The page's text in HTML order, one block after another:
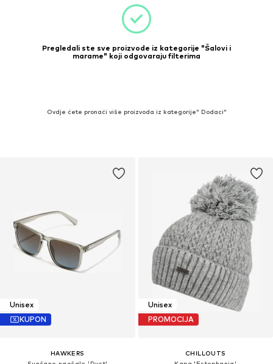
Pregledali ste sve proizvode iz kategorije "Šalovi i
marame" koji odgovaraju filterima
Ovdje ćete pronaći više proizvoda iz kategorije" Dodaci"
Unisex
KUPON
HAWKERS
Unisex
PROMOCIJA
CHILLOUTS